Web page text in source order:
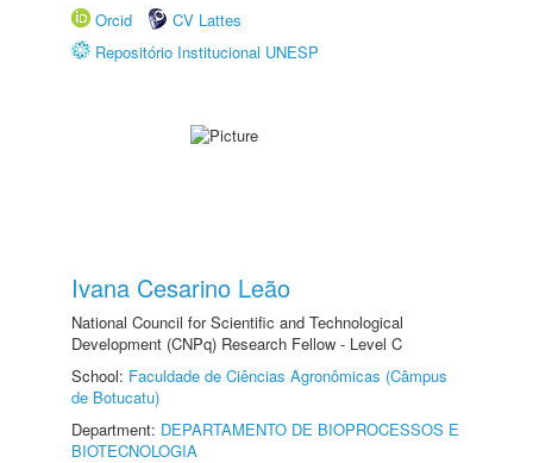
Orcid
CV Lattes
Repositório Institucional UNESP
Ivana Cesarino Leão
National Council for Scientific and Technological
Development (CNPq) Research Fellow - Level C
School: Faculdade de Ciências Agronômicas (Câmpus
de Botucatu)
Department: DEPARTAMENTO DE BIOPROCESSOS E
BIOTECNOLOGIA